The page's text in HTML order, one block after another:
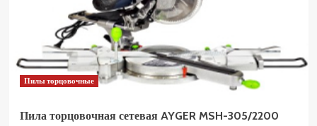
Пилы торцовочные
Пила торцовочная сетевая AYGER MSH-305/2200